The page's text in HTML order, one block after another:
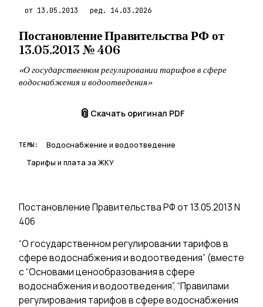
IV. Порядок открытия и рассмотрения дел
V. Порядок согласования федеральным органом регулирования
VII. Порядок представления органом регулирования тарифов
I. Общие положения
от 13.05.2013
ред. 14.03.2026
Постановление Правительства РФ от
13.05.2013 № 406
«О государственном регулировании тарифов в сфере
водоснабжения и водоотведения»
📎 Скачать оригинал PDF
ТЕМЫ:
Водоснабжение и водоотведение
Тарифы и плата за ЖКУ
Постановление Правительства РФ от 13.05.2013 N
406
“О государственном регулировании тарифов в
сфере водоснабжения и водоотведения” (вместе
с “Основами ценообразования в сфере
водоснабжения и водоотведения”, “Правилами
регулирования тарифов в сфере водоснабжения